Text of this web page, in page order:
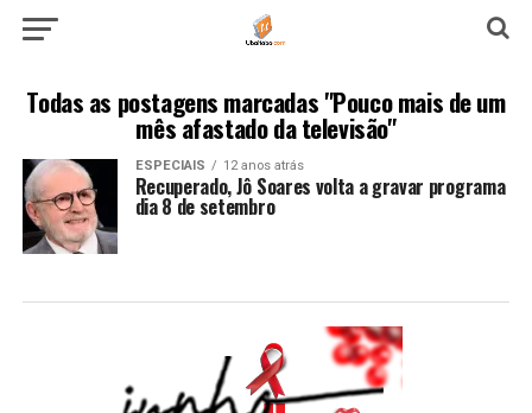
Todas as postagens marcadas "Pouco mais de um
mês afastado da televisão"
ESPECIAIS 12 anos atrás
Recuperado, Jô Soares volta a gravar programa
dia 8 de setembro